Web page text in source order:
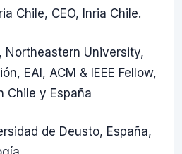
Chile, CEO, Inria Chile.
, Northeastern University,
EAI, ACM & IEEE Fellow,
Chile y España
de Deusto, España,